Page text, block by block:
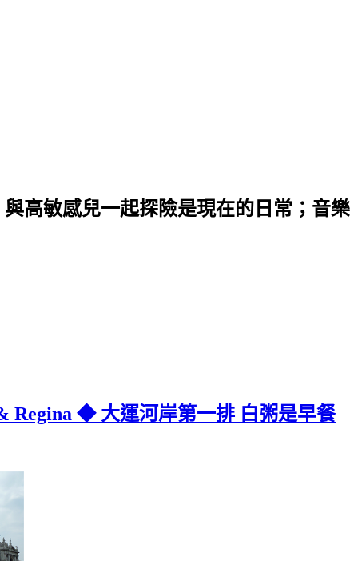
高敏感兒一起探險是現在的日常；音樂
Regina ◆ 大運河岸第一排 白粥是早餐